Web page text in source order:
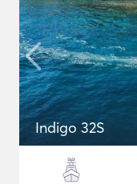
Indigo 32S